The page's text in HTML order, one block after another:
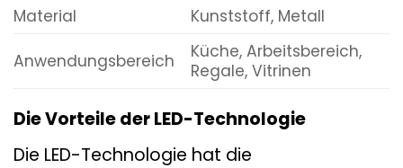
Material
Kunststoff, Metall
Anwendungsbereich
Küche, Arbeitsbereich,
Regale, Vitrinen
Die Vorteile der LED-Technologie
Die LED-Technologie hat die